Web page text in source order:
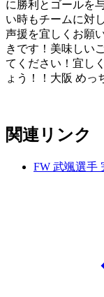
に勝利とゴールを
い時もチームに対
声援を宜しくお願
きです！美味しい
てください！宜し
ょう！！大阪 めっ
関連リンク
FW 武颯選手